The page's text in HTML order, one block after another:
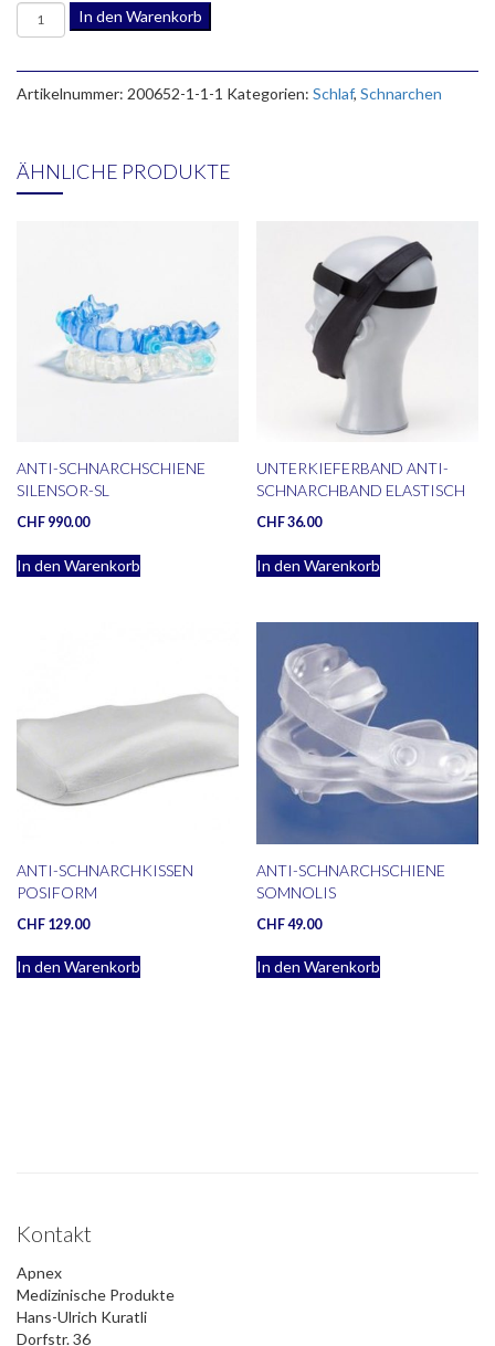
Zubehör
A-
R
ComfortPro
mit
Rückschlag-
In den Warenkorb
Artikelnummer: 200652-1-1-1 Kategorien: Schlaf, Schnarchen
ÄHNLICHE PRODUKTE
ANTI-SCHNARCHSCHIENE
SILENSOR-SL
CHF 990.00
In den Warenkorb
UNTERKIEFERBAND ANTI-
SCHNARCHBAND ELASTISCH
CHF36.00
In den Warenkorb
ANTI-SCHNARCHKISSEN
POSIFORM
CHF 129.00
In den Warenkorb
ANTI-SCHNARCHSCHIENE
SOMNOLIS
CHF49.00
In den Warenkorb
Kontakt
Apnex
Medizinische Produkte
Hans-Ulrich Kuratli
Dorfstr. 36